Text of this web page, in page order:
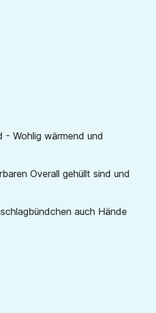
- Wohlig wärmend und
Overall gehüllt sind und
auch Hände